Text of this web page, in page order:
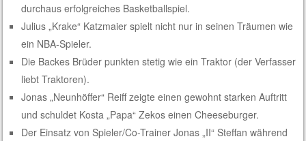
durchaus erfolgreiches Basketballspiel.
Julius „Krake“ Katzmaier spielt nicht nur in seinen Träumen wie
ein NBA-Spieler.
Die Backes Brüder punkten stetig wie ein Traktor (der Verfasser
liebt Traktoren).
Jonas „Neunhöffer“ Reiff zeigte einen gewohnt starken Auftritt
und schuldet Kosta „Papa“ Zekos einen Cheeseburger.
Der Einsatz von Spieler/Co-Trainer Jonas „II“ Steffan während